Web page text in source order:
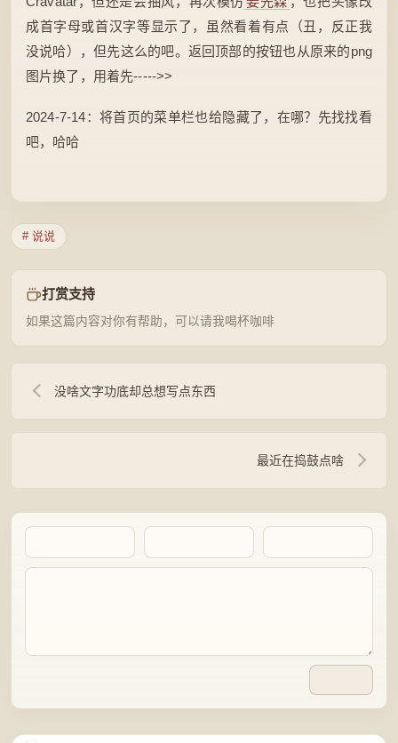
成首字母或首汉字等显示了，虽然看着有点（丑，反正我
没说哈），但先这么的吧。返回顶部的按钮也从原来的png
图片换了，用着先----->>
2024-7-14：将首页的菜单栏也给隐藏了，在哪？先找找看
吧，哈哈
# 说说
打赏支持
如果这篇内容对你有帮助，可以请我喝杯咖啡
没啥文字功底却总想写点东西
最近在捣鼓点啥